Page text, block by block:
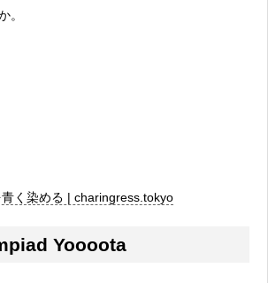
。
く染める | charingress.tokyo
Yoooota